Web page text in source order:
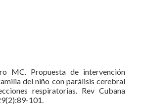
MC. Propuesta de intervención
del niño con parálisis cerebral
respiratorias. Rev Cubana
101.